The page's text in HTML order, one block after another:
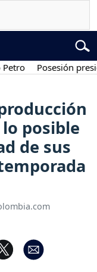
Posesión
posible
de sus